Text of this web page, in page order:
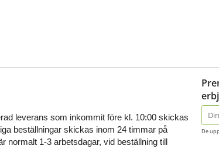
leverans som inkommit före kl. 10:00 skickas
beställningar skickas inom 24 timmar på
normalt 1-3 arbetsdagar, vid beställning till
E-
De